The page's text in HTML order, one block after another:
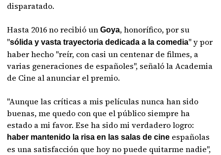
disparatado.
Hasta 2016 no recibió unGoya, honorífico, por su
"sólida y vasta trayectoria dedicada a la comedia" y por
haber hecho "reír, con casi un centenar de filmes, a
varias generaciones de españoles", señaló la Academia
de Cine al anunciar el premio.
"Aunque las críticas a mis películas nunca han sido
buenas, me quedo con que el público siempre ha
estado a mi favor. Ese ha sido mi verdadero logro:
haber mantenido la risa en las salas de cine españolas
es una satisfacción que hoy no puede quitarme nadie",